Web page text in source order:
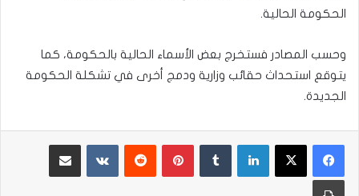
الحكومة الحالية.
وحسب المصادر فستخرج بعض الأسماء الحالية بالحكومة، كما
يتوقع استحداث حقائب وزارية ودمج أخرى في تشكلة الحكومة
الجديدة.
لينكدإن بينتيريست مشاركة عبر البريد
طباعة